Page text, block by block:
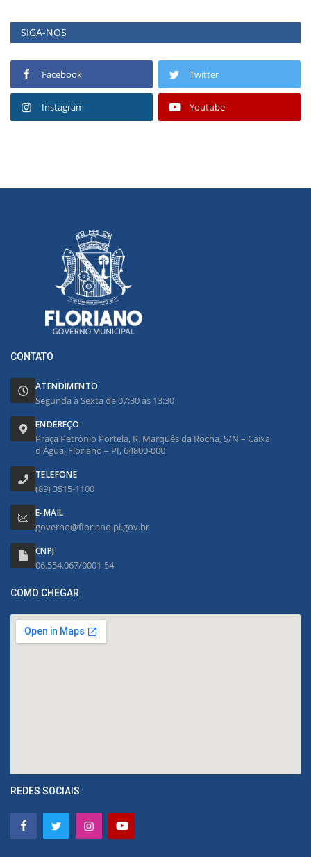
SIGA-NOS
Facebook Twitter
Instagram Youtube
CONTATO
ATENDIMENTO
Segunda à Sexta de 07:30 às 13:30
ENDEREÇO
Praça Petrônio Portela, R. Marquês da Rocha, S/N – Caixa
d'Água, Floriano – PI, 64800-000
TELEFONE
(89) 3515-1100
E-MAIL
governo@floriano.pi.gov.br
CNPJ
06.554.067/0001-54
COMO CHEGAR
REDES SOCIAIS